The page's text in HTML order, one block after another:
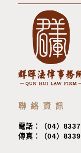
聯絡資訊
電話：（04）
傳真：（04）